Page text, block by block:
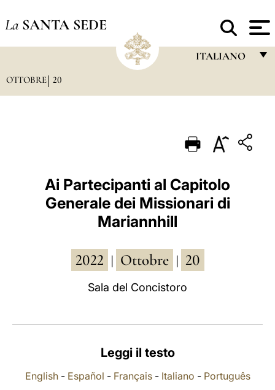
La SANTA SEDE
ITALIANO
PORTUGUÊS
ESPAÑOL
DEUTSCH
العربيّة
中文
OTTOBRE 20
Ai Partecipanti al Capitolo
Generale dei Missionari di
Mariannhill
2022 Ottobre 20
Sala del Concistoro
Leggi il testo
English- Español - Français- Italiano - Português